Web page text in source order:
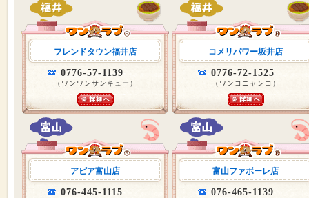
フレンドタウン福井店
0776-57-1139
（ワンワンサンキュー）
コメリパワー坂井店
0776-72-1525
（ワンコニャンコ）
アピア富山店
076-445-1115
富山ファボーレ店
076-465-1139